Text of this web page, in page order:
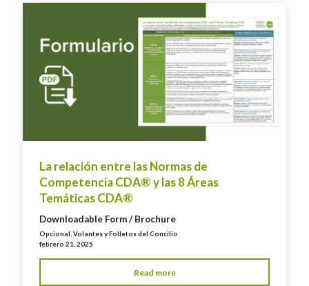
La relación entre las Normas de
Competencia CDA® y las 8 Áreas
Temáticas CDA®
Downloadable Form / Brochure
Opcional ,Volantes y Folletos del Concilio
febrero 21, 2025
Read more